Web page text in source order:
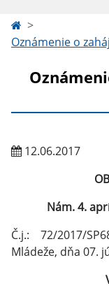
Oznámenie o
12.06.2017
Nám. 4.
Č.j.: 72/
Mládeže,